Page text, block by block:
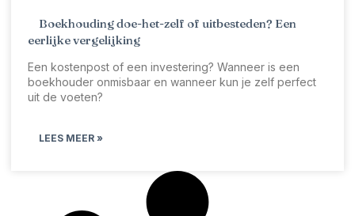
Boekhouding doe-het-zelf of uitbesteden? Een
eerlijke vergelijking
Een kostenpost of een investering? Wanneer is een
boekhouder onmisbaar en wanneer kun je zelf perfect
uit de voeten?
LEES MEER »